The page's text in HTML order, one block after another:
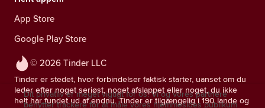
© 2026 Tinder LLC
Tinder er stedet, hvor forbindelser faktisk starter, uanset om du
leder efter noget seriøst, noget afslappet eller noget, du ikke
helt har fundet ud af endnu. Tinder er tilgængelig i 190 lande og
App Store
Google Play Store
Dit privatliv er meget vigtigt for os. Vi og vores partnere
benytter trackere for at måle vores hjemmesides publikum